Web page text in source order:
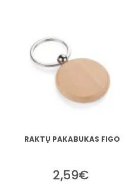
RAKTŲ PAKABUKAS FIGO
2,59€